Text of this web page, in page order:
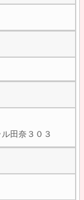
ル田奈３０３